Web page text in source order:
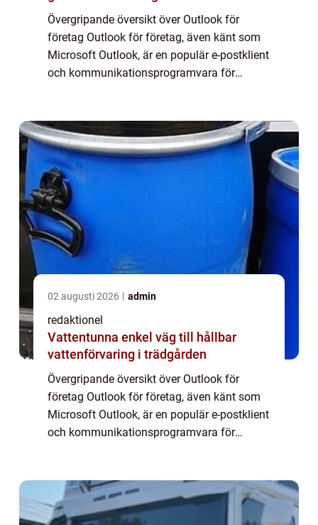
Övergripande översikt över Outlook för
företag Outlook för företag, även känt som
Microsoft Outlook, är en populär e-postklient
och kommunikationsprogramvara för
värld...
02 augusti 2026 admin
redaktionel
Vattentunna enkel väg till hållbar
vattenförvaring i trädgården
Övergripande översikt över Outlook för
företag Outlook för företag, även känt som
Microsoft Outlook, är en populär e-postklient
och kommunikationsprogramvara för
värld...